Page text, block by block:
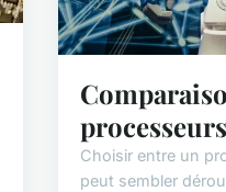
Choisir entre un
peut sembler